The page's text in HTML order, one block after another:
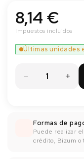
8,14 €
Impuestos incluidos
Últimas unidades
Formas de
Puede realizar
crédito, Bizum o